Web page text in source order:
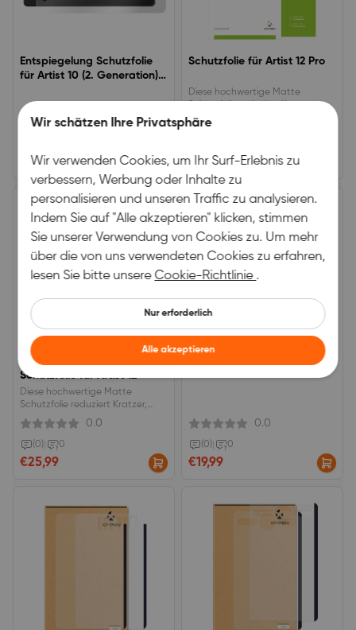
Entspiegelung Schutzfolie
für Artist 10 (2. Generation)
0.0
€39,99
Schutzfolie für Artist 12 Pro
Diese hochwertige Matte
Beschädigungen und
Fingerabdrücke auf Ihrem Artist12
€29,99
Hochwertige Entspiegelung
Schutzfolie für Artist 12
Diese hochwertige Matte
Schutzfolie reduziert Kratzer,
Beschädigungen und
Fingerabdrücke auf Ihrem
Artist12.
0.0
(0) 0
€25,99
0.0
(0) 0
€19,99
Wir schätzen Ihre Privatsphäre
Wir verwenden Cookies, um Ihr Surf-Erlebnis zu
verbessern, Werbung oder Inhalte zu
personalisieren und unseren Traffic zu analysieren.
Indem Sie auf "Alle akzeptieren" klicken, stimmen
Sie unserer Verwendung von Cookies zu. Um mehr
über die von uns verwendeten Cookies zu erfahren,
lesen Sie bitte unsereCookie-Richtlinie .
Nur erforderlich
Alle akzeptieren